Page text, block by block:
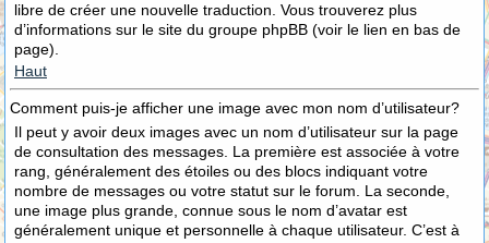
libre de créer une nouvelle traduction. Vous trouverez plus
d’informations sur le site du groupe phpBB (voir le lien en bas de
page).
Haut
Comment puis-je afficher une image avec mon nom d’utilisateur?
Il peut y avoir deux images avec un nom d’utilisateur sur la page
de consultation des messages. La première est associée à votre
rang, généralement des étoiles ou des blocs indiquant votre
nombre de messages ou votre statut sur le forum. La seconde,
une image plus grande, connue sous le nom d’avatar est
généralement unique et personnelle à chaque utilisateur. C’est à